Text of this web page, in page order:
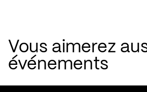
Vous aimerez
événements